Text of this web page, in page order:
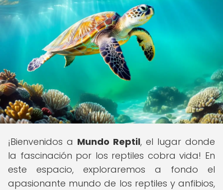
¡Bienvenidos a Mundo Reptil, el lugar donde
la fascinación por los reptiles cobra vida! En
este espacio, exploraremos a fondo el
apasionante mundo de los reptiles y anfibios,